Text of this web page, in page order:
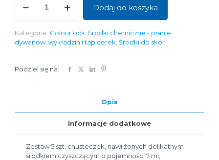
Zestaw
czyszczenia
skór
Dodaj do koszyka
Kategorie: Colourlock Środki chemiczne - pranie
dywanów, wykładzin i tapicerek Środki do skór
Podziel się na:
Opis
Informacje dodatkowe
Zestaw 5 szt. chusteczek, nawilżonych delikatnym
środkiem czyszczącym o pojemności 7 ml,